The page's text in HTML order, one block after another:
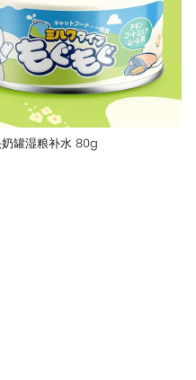
罐湿粮补水 80g